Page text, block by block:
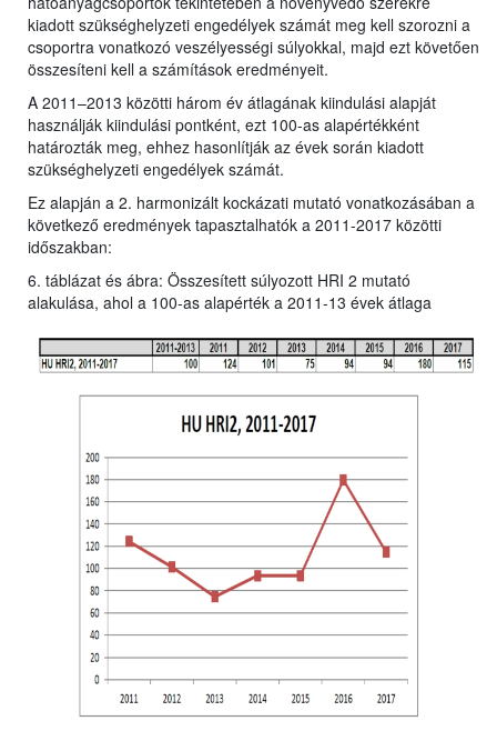
kiadott szükséghelyzeti engedélyek számát meg kell szorozni a
csoportra vonatkozó veszélyességi súlyokkal, majd ezt követően
összesíteni kell a számítások eredményeit.
A 2011–2013 közötti három év átlagának kiindulási alapját
használják kiindulási pontként, ezt 100-as alapértékként
határozták meg, ehhez hasonlítják az évek során kiadott
szükséghelyzeti engedélyek számát.
Ez alapján a 2. harmonizált kockázati mutató vonatkozásában a
következő eredmények tapasztalhatók a 2011-2017 közötti
időszakban:
6. táblázat és ábra: Összesített súlyozott HRI 2 mutató
alakulása, ahol a 100-as alapérték a 2011-13 évek átlaga